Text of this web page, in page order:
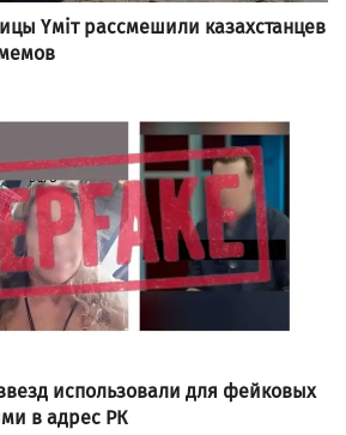
Үміт рассмешили казахстанцев
использовали для фейковых
в адрес РК